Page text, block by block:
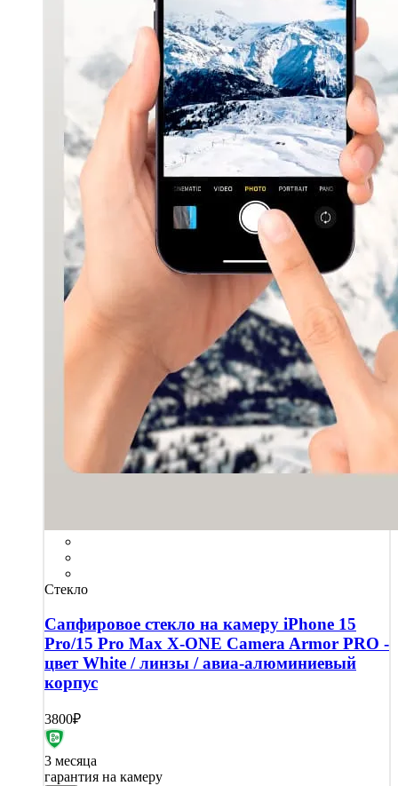
Стекло
Сапфировое стекло на камеру iPhone 15
Pro/15 Pro Max X-ONE Camera Armor PRO -
цвет White / линзы / авиа-алюминиевый
корпус
3800₽
3 месяца
гарантия на камеру